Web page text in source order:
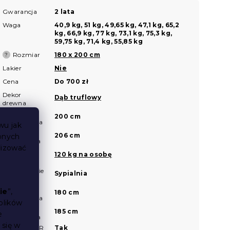
jak
”,
w
Gwarancja
2 lata
Waga
40,9 kg, 51 kg, 49,65 kg, 47,1 kg, 65,2
kg, 66,9 kg, 77 kg, 73,1 kg, 75,3 kg,
59,75 kg, 71,4 kg, 55,85 kg
? Rozmiar
180 x 200 cm
Lakier
Nie
Cena
Do 700 zł
Dekor
drewna
Dąb truflowy
wewnętrzna
200 cm
Długość
zewnętrzna
206 cm
Nośność
120 kg na osobę
Odpowiednie
Sypialnia
Szerokość
wewnętrzna
180 cm
zewnętrzna
185 cm
? Widok AR
Tak